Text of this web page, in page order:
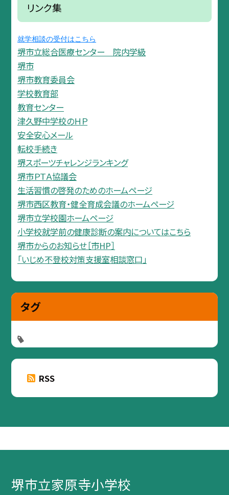
リンク集
就学相談の受付はこちら
堺市立総合医療センター 院内学級
堺市
堺市教育委員会
学校教育部
教育センター
津久野中学校のＨＰ
安全安心メール
転校手続き
堺スポーツチャレンジランキング
堺市ＰＴＡ協議会
生活習慣の啓発のためのホームページ
堺市西区教育・健全育成会議のホームページ
堺市立学校園ホームページ
小学校就学前の健康診断の案内についてはこちら
堺市からのお知らせ［市HP］
「いじめ不登校対策支援室相談窓口」
タグ
RSS
堺市立家原寺小学校